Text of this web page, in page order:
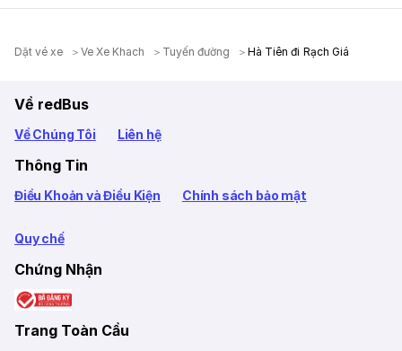
Dặt vé xe Ve Xe Khach Tuyến đường Hà Tiên đi Rạch Giá
Về redBus
Về Chúng Tôi Liên hệ
Thông Tin
Điều Khoản và Điều Kiện Chính sách bảo mật
Quy chế
Chứng Nhận
Trang Toàn Cầu